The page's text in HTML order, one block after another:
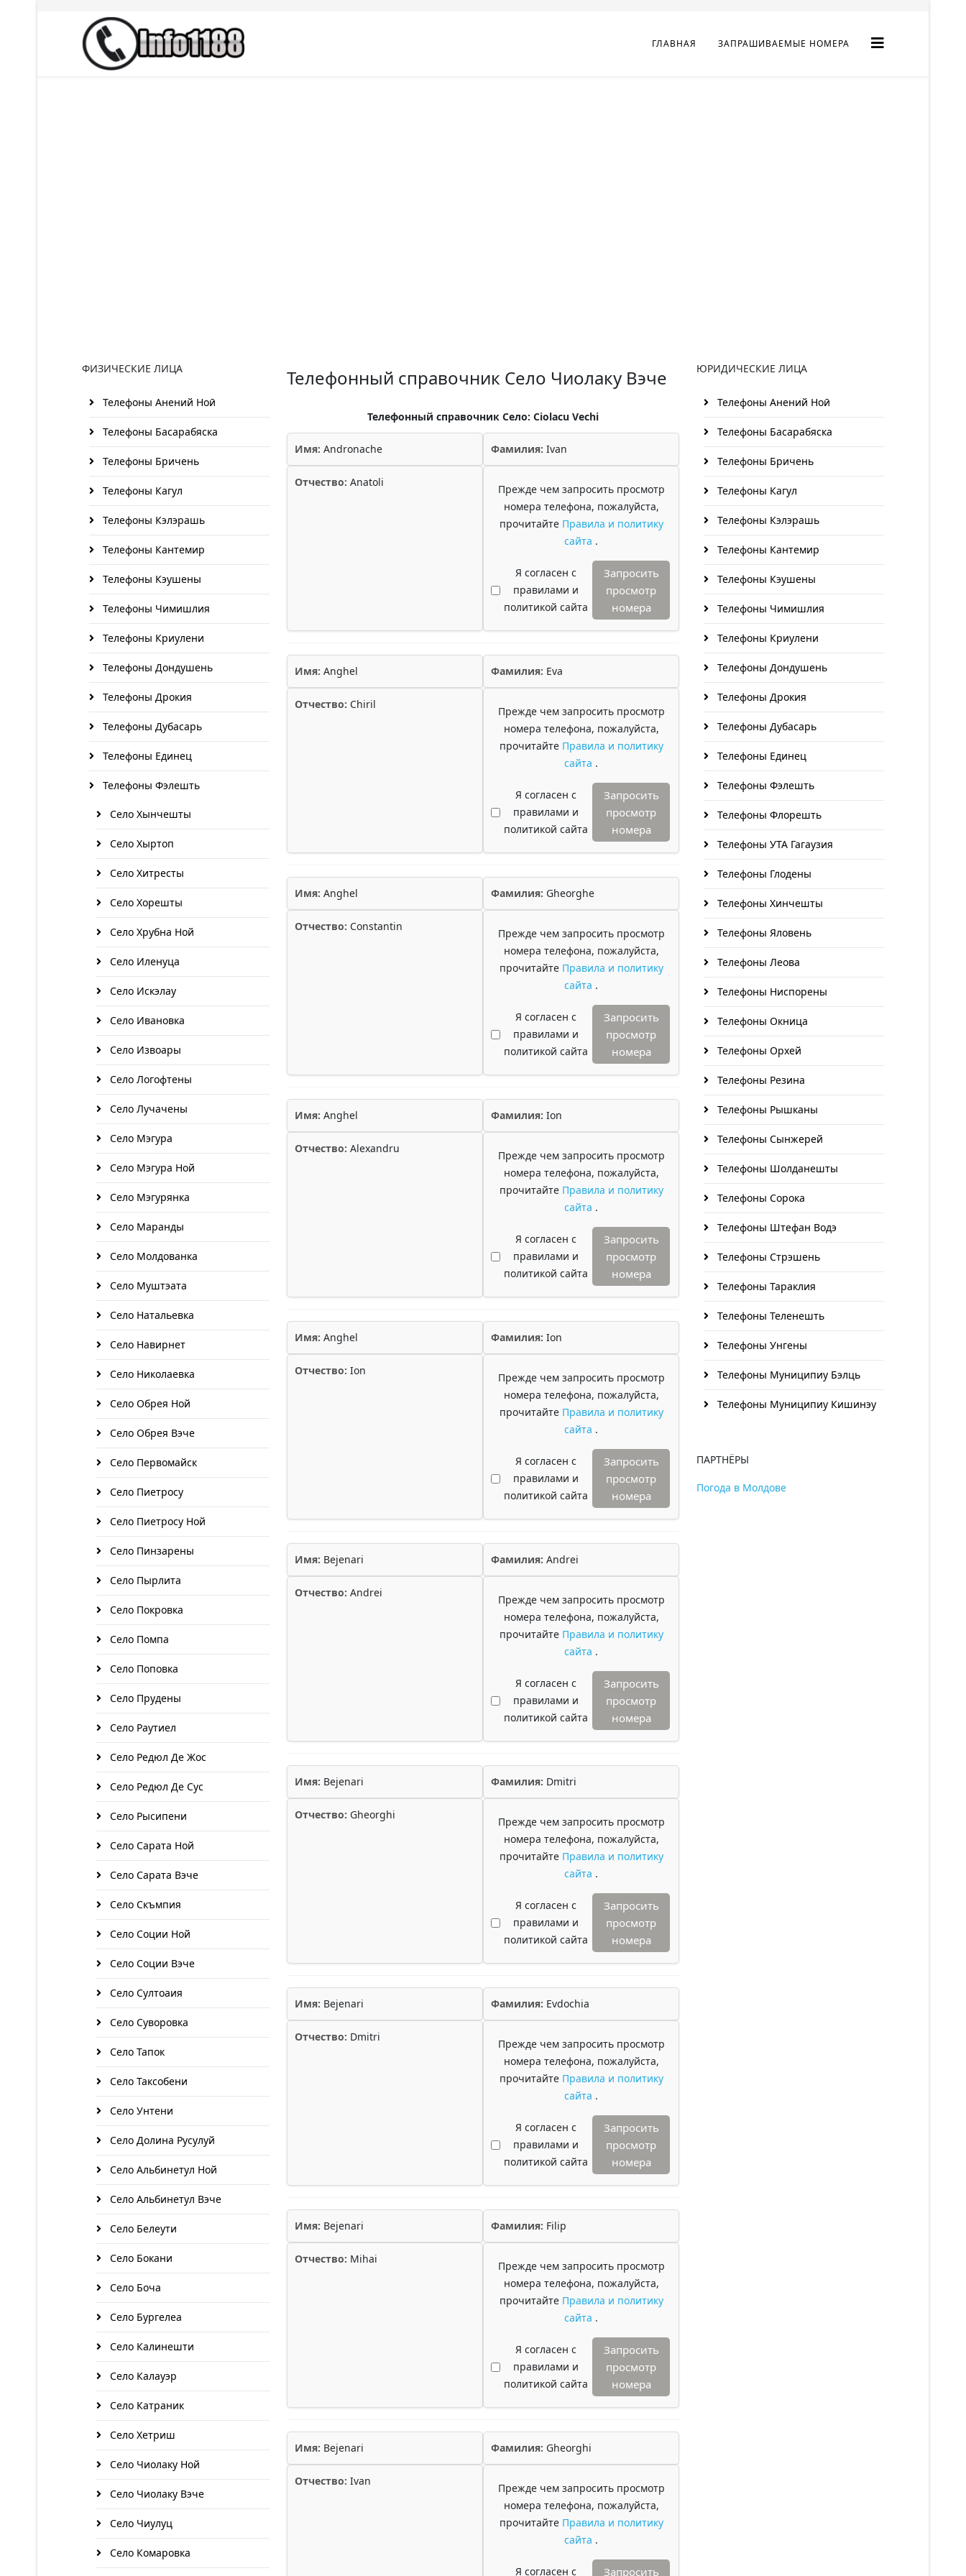
ГЛАВНАЯ ЗАПРАШИВАЕМЫЕ НОМЕРА
ФИЗИЧЕСКИЕ ЛИЦА
Телефоны Анений Ноӣ
Телефоны Басарабяска
Телефоны Бричень
Телефоны Кагул
Телефоны Кэлэрашь
Телефоны Кантемир
Телефоны Кэушены
Телефоны Чимишлия
Телефоны Криулени
Телефоны Дондушень
Телефоны Дрокия
Телефоны Дубасарь
Телефоны Единец
Телефоны Фэлешть
Село Хынчешты
Село Хыртоп
Село Хитресты
Село Хорешты
Село Хрубна Ной
Село Иленуца
Село Искэлау
Село Ивановка
Село Извоары
Село Логофтены
Село Лучачены
Село Мэгура
Село Мэгура Ной
Село Мэгурянка
Село Маранды
Село Молдованка
Село Муштэата
Село Натальевка
Село Навирнет
Село Николаевка
Село Обрея Ной
Село Обрея Вэче
Село Первомайск
Село Пиетросу
Село Пиетросу Ной
Село Пинзарены
Село Пырлита
Село Покровка
Село Помпа
Село Поповка
Село Прудены
Село Раутиел
Село Редюл Де Жос
Село Редюл Де Сус
Село Рысипени
Село Сарата Ной
Село Сарата Вэче
Село Скъмпия
Село Соции Ной
Село Соции Вэче
Село Султоаия
Село Суворовка
Село Тапок
Село Таксобени
Село Унтени
Село Долина Русулуй
Село Альбинетул Ной
Село Альбинетул Вэче
Село Белеути
Село Бокани
Село Боча
Село Бургелеа
Село Калинешти
Село Калауэр
Село Катраник
Село Хетриш
Село Чиолаку Ной
Село Чиолаку Вэче
Село Чиулуц
Село Комаровка
Телефонный справочник Село Чиолаку Вэче
Телефонный справочник Село: Ciolacu Vechi
Имя: Andronache Фамилия: Ivan
Отчество: Anatoli
Прежде чем запросить просмотр
номера телефона, пожалуйста,
прочитайте Правила и политику
сайта .
Я согласен с
правилами и
политикой сайта
Запросить
просмотр
номера
Имя: Anghel Фамилия: Eva
Отчество: Chiril
Прежде чем запросить просмотр
номера телефона, пожалуйста,
прочитайте Правила и политику
сайта .
Я согласен с
правилами и
политикой сайта
Запросить
просмотр
номера
Имя: Anghel Фамилия: Gheorghe
Отчество: Constantin
Прежде чем запросить просмотр
номера телефона, пожалуйста,
прочитайте Правила и политику
сайта .
Я согласен с
правилами и
политикой сайта
Запросить
просмотр
номера
Имя: Anghel Фамилия: Ion
Отчество: Alexandru
Прежде чем запросить просмотр
номера телефона, пожалуйста,
прочитайте Правила и политику
сайта .
Я согласен с
правилами и
политикой сайта
Запросить
просмотр
номера
Имя: Anghel Фамилия: Ion
Отчество: Ion
Прежде чем запросить просмотр
номера телефона, пожалуйста,
прочитайте Правила и политику
сайта .
Я согласен с
правилами и
политикой сайта
Запросить
просмотр
номера
Имя: Bejenari Фамилия: Andrei
Отчество: Andrei
Прежде чем запросить просмотр
номера телефона, пожалуйста,
прочитайте Правила и политику
сайта .
Я согласен с
правилами и
политикой сайта
Запросить
просмотр
номера
Имя: Bejenari Фамилия: Dmitri
Отчество: Gheorghi
Прежде чем запросить просмотр
номера телефона, пожалуйста,
прочитайте Правила и политику
сайта .
Я согласен с
правилами и
политикой сайта
Запросить
просмотр
номера
Имя: Bejenari Фамилия: Evdochia
Отчество: Dmitri
Прежде чем запросить просмотр
номера телефона, пожалуйста,
прочитайте Правила и политику
сайта .
Я согласен с
правилами и
политикой сайта
Запросить
просмотр
номера
Имя: Bejenari Фамилия: Filip
Отчество: Mihai
Прежде чем запросить просмотр
номера телефона, пожалуйста,
прочитайте Правила и политику
сайта .
Я согласен с
правилами и
политикой сайта
Запросить
просмотр
номера
Имя: Bejenari Фамилия: Gheorghi
Отчество: Ivan
Прежде чем запросить просмотр
номера телефона, пожалуйста,
прочитайте Правила и политику
сайта .
Я согласен с Запросить
ЮРИДИЧЕСКИЕ ЛИЦА
Телефоны Анений Ноӣ
Телефоны Басарабяска
Телефоны Бричень
Телефоны Кагул
Телефоны Кэлэрашь
Телефоны Кантемир
Телефоны Кэушены
Телефоны Чимишлия
Телефоны Криулени
Телефоны Дондушень
Телефоны Дрокия
Телефоны Дубасарь
Телефоны Единец
Телефоны Фэлешть
Телефоны Флорешть
Телефоны УТА Гагаузия
Телефоны Глодены
Телефоны Хинчешты
Телефоны Яловень
Телефоны Леова
Телефоны Ниспорены
Телефоны Окница
Телефоны Орхей
Телефоны Резина
Телефоны Рышканы
Телефоны Сынжерей
Телефоны Шолданешты
Телефоны Сорока
Телефоны Штефан Водэ
Телефоны Стрэшень
Телефоны Тараклия
Телефоны Теленешть
Телефоны Унгены
Телефоны Муниципиу Бэлць
Телефоны Муниципиу Кишинэу
ПАРТНЁРЫ
Погода в Молдове